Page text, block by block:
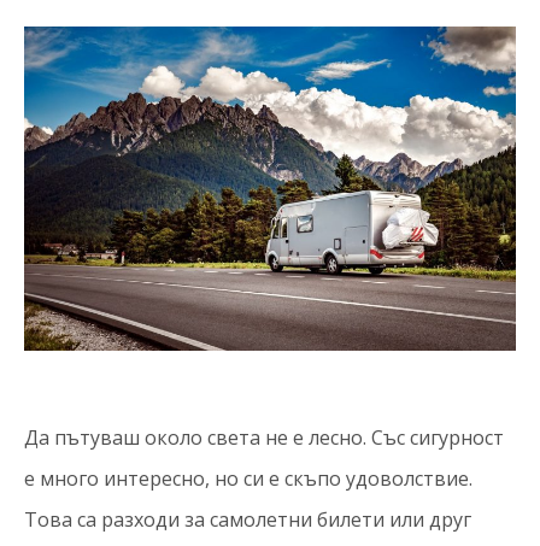
Да пътуваш около света не е лесно. Със сигурност
е много интересно, но си е скъпо удоволствие.
Това са разходи за самолетни билети или друг